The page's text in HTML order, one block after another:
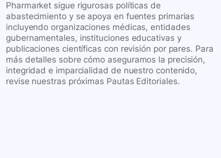
Pharmarket sigue rigurosas políticas de
abastecimiento y se apoya en fuentes primarias
incluyendo organizaciones médicas, entidades
gubernamentales, instituciones educativas y
publicaciones científicas con revisión por pares. Para
más detalles sobre cómo aseguramos la precisión,
integridad e imparcialidad de nuestro contenido,
revise nuestras próximas Pautas Editoriales.